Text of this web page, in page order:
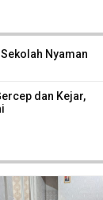
Nyaman
dan Kejar,